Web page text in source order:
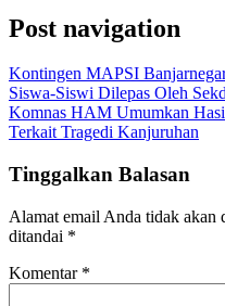
Post navigation
Kontingen MAPSI
Siswa-Siswi Dilepas Oleh
Komnas HAM Umumkan
Terkait Tragedi Kanjuruhan
Tinggalkan Balasan
Alamat email Anda tidak akan
ditandai *
Komentar *